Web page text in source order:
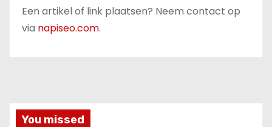
Een artikel of link plaatsen? Neem contact op
via napiseo.com.
You missed